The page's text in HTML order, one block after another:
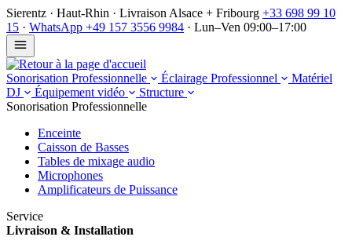
Sierentz · Haut-Rhin · Livraison Alsace + Fribourg +33 698 99 10
15 · WhatsApp +49 157 3556 9984 · Lun–Ven 09:00–17:00
Sonorisation Professionnelle Éclairage Professionnel
Matériel
DJ
Équipement vidéo
Structure
Sonorisation Professionnelle
Enceinte
Caisson de Basses
Tables de mixage audio
Microphones
Am­pli­fi­ca­teurs de Puis­sance
Service
Livraison & Installation